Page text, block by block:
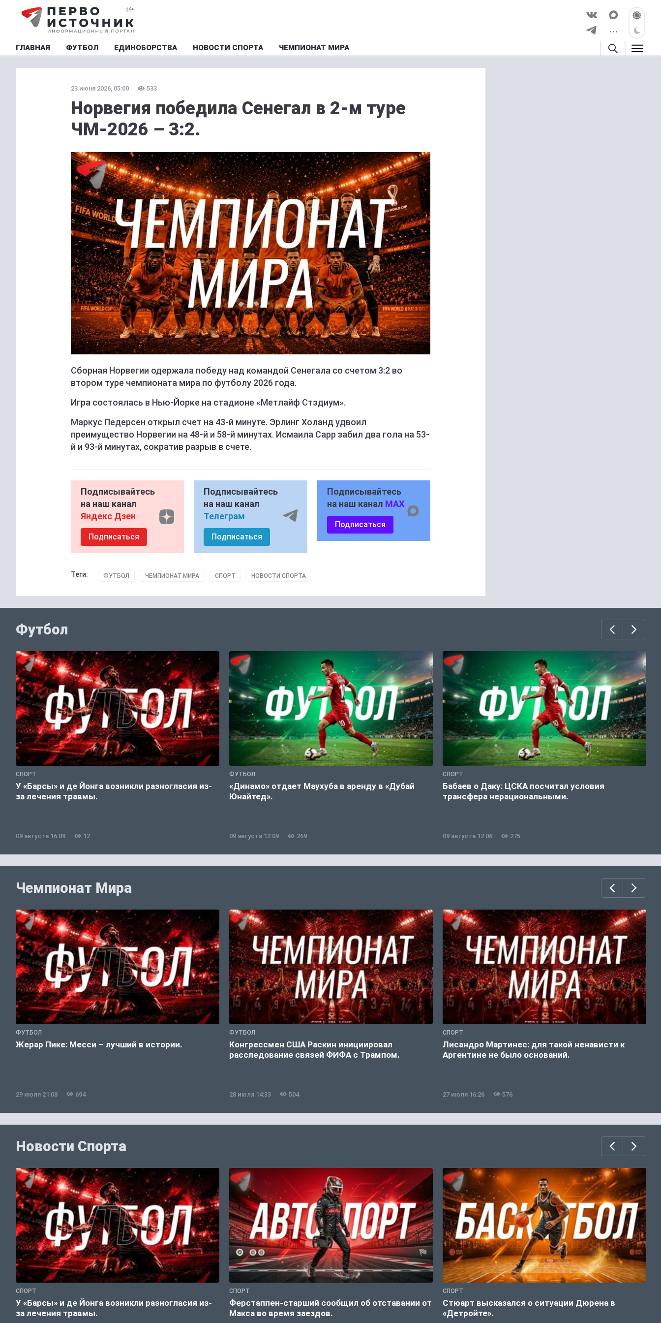
ГЛАВНАЯ ФУТБОЛ ЕДИНОБОРСТВА НОВОСТИ СПОРТА ЧЕМПИОНАТ МИРА
23 июня 2026, 05:00 533
Норвегия победила Сенегал в 2-м туре
ЧМ-2026 – 3:2.
Сборная Норвегии одержала победу над командой Сенегала со счетом 3:2 во
втором туре чемпионата мира по футболу 2026 года.
Игра состоялась в Нью-Йорке на стадионе «Метлайф Стэдиум».
Маркус Педерсен открыл счет на 43-й минуте. Эрлинг Холанд удвоил
преимущество Норвегии на 48-й и 58-й минутах. Исмаила Сарр забил два гола на 53-
й и 93-й минутах, сократив разрыв в счете.
Подписывайтесь
на наш канал
Яндекс Дзен
Подписаться
Подписывайтесь
на наш канал
Телеграм
Подписаться
Подписывайтесь
на наш канал MAX
Подписаться
Теги: ФУТБОЛ ЧЕМПИОНАТ МИРА СПОРТ НОВОСТИ СПОРТА
Футбол
СПОРТ
У «Барсы» и де Йонга возникли разногласия из-
за лечения травмы.
09 августа 16:09 12
ФУТБОЛ
«Динамо» отдает Маухуба в аренду в «Дубай
Юнайтед».
09 августа 12:09 269
СПОРТ
Бабаев о Даку: ЦСКА посчитал условия
трансфера нерациональными.
09 августа 12:06 275
Чемпионат Мира
ФУТБОЛ
Жерар Пике: Месси – лучший в истории.
29 июля 21:08 694
ФУТБОЛ
Конгрессмен США Раскин инициировал
расследование связей ФИФА с Трампом.
28 июля 14:33 504
СПОРТ
Лисандро Мартинес: для такой ненависти к
Аргентине не было оснований.
27 июля 16:26 576
Новости Спорта
СПОРТ
У «Барсы» и де Йонга возникли разногласия из-
за лечения травмы.
СПОРТ
Ферстаппен-старший сообщил об отставании от
Макса во время заездов.
СПОРТ
Стюарт высказался о ситуации Дюрена в
«Детройте».